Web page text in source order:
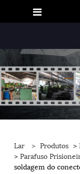
Lar > Produtos >
>Parafuso
soldagem do